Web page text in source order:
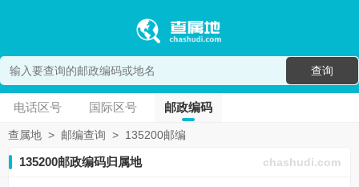
查询
电话区号 国际区号 邮政编码
查属地 > 邮编查询 > 135200邮编
135200邮政编码归属地 chashudi.com